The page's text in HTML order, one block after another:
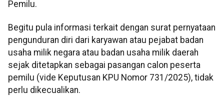
Pemilu.
Begitu pula informasi terkait dengan surat pernyataan
pengunduran diri dari karyawan atau pejabat badan
usaha milik negara atau badan usaha milik daerah
sejak ditetapkan sebagai pasangan calon peserta
pemilu (vide Keputusan KPU Nomor 731/2025), tidak
perlu dikecualikan.